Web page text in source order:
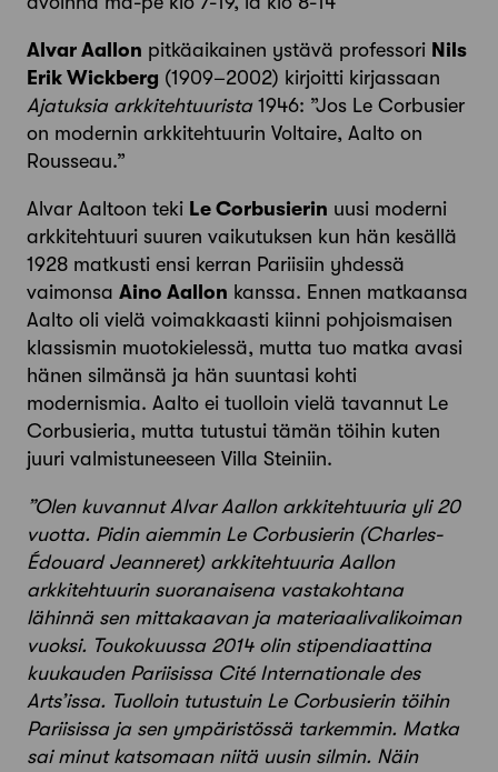
Alvar Aallon pitkäaikainen ystävä professori Nils
Erik Wickberg (1909–2002) kirjoitti kirjassaan
Ajatuksia arkkitehtuurista 1946: ”Jos Le Corbusier
on modernin arkkitehtuurin Voltaire, Aalto on
Rousseau.”
Alvar Aaltoon teki Le Corbusierin uusi moderni
arkkitehtuuri suuren vaikutuksen kun hän kesällä
1928 matkusti ensi kerran Pariisiin yhdessä
vaimonsa Aino Aallon kanssa. Ennen matkaansa
Aalto oli vielä voimakkaasti kiinni pohjoismaisen
klassismin muotokielessä, mutta tuo matka avasi
hänen silmänsä ja hän suuntasi kohti
modernismia. Aalto ei tuolloin vielä tavannut Le
Corbusieria, mutta tutustui tämän töihin kuten
juuri valmistuneeseen Villa Steiniin.
”Olen kuvannut Alvar Aallon arkkitehtuuria yli 20
vuotta. Pidin aiemmin Le Corbusierin (Charles-
Édouard Jeanneret) arkkitehtuuria Aallon
arkkitehtuurin suoranaisena vastakohtana
lähinnä sen mittakaavan ja materiaalivalikoiman
vuoksi. Toukokuussa 2014 olin stipendiaattina
kuukauden Pariisissa Cité Internationale des
Arts’issa. Tuolloin tutustuin Le Corbusierin töihin
Pariisissa ja sen ympäristössä tarkemmin. Matka
sai minut katsomaan niitä uusin silmin. Näin